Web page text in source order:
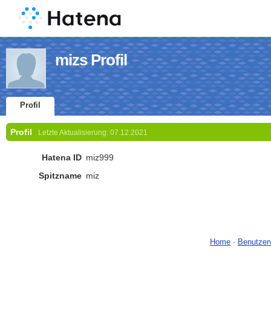
mizs Profil
Profil
Profil Letzte Aktualisierung: 07.12.2021
Hatena ID miz999
Spitzname miz
Home -